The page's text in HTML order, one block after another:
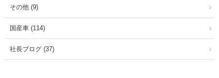
その他 (9)
国産車 (114)
社長ブログ (37)